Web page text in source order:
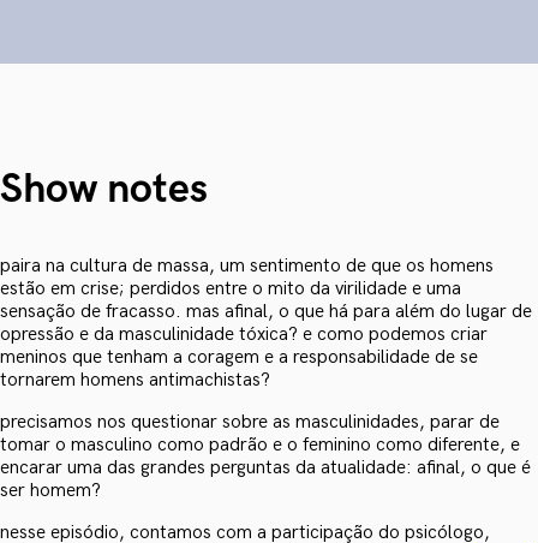
Show notes
paira na cultura de massa, um sentimento de que os homens
estão em crise; perdidos entre o mito da virilidade e uma
sensação de fracasso. mas afinal, o que há para além do lugar de
opressão e da masculinidade tóxica? e como podemos criar
meninos que tenham a coragem e a responsabilidade de se
tornarem homens antimachistas?
precisamos nos questionar sobre as masculinidades, parar de
tomar o masculino como padrão e o feminino como diferente, e
encarar uma das grandes perguntas da atualidade: afinal, o que é
ser homem?
nesse episódio, contamos com a participação do psicólogo,